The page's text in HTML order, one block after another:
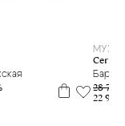
Cerruti
28
22